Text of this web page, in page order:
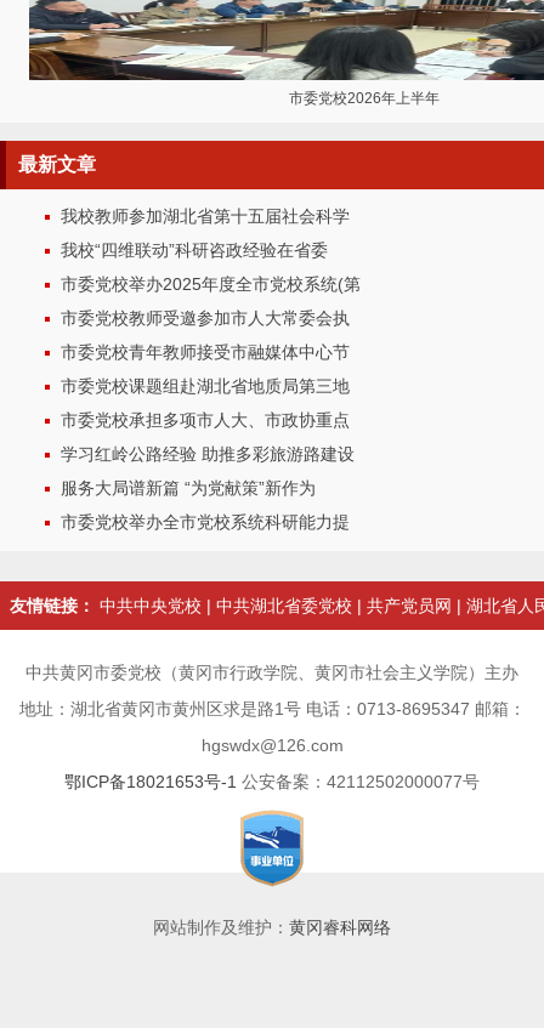
市委党校2026年上半年
最新文章
我校教师参加湖北省第十五届社会科学
我校“四维联动”科研咨政经验在省委
市委党校举办2025年度全市党校系统(第
市委党校教师受邀参加市人大常委会执
市委党校青年教师接受市融媒体中心节
市委党校课题组赴湖北省地质局第三地
市委党校承担多项市人大、市政协重点
学习红岭公路经验 助推多彩旅游路建设
服务大局谱新篇 “为党献策”新作为
市委党校举办全市党校系统科研能力提
友情链接： 中共中央党校 | 中共湖北省委党校 | 共产党员网 | 湖北省人
中共黄冈市委党校（黄冈市行政学院、黄冈市社会主义学院）主办
地址：湖北省黄冈市黄州区求是路1号 电话：0713-8695347 邮箱：
hgswdx@126.com
鄂ICP备18021653号-1 公安备案：42112502000077号
网站制作及维护： 黄冈睿科网络